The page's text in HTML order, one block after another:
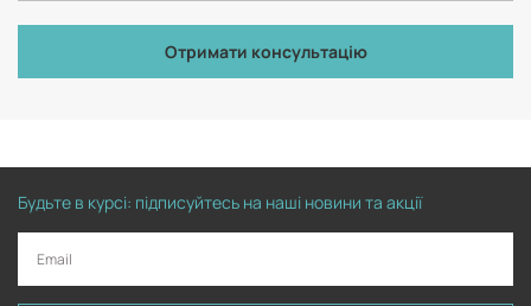
Отримати консультацію
Будьте в курсі: підписуйтесь на наші новини та акції